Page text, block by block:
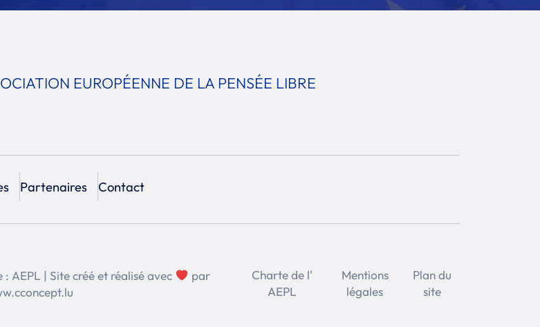
EUROPÉENNE DE LA PENSÉE LIBRE
Partenaires Contact
Charte de l'
AEPL
Mentions
légales
Plan du
site
AEPL | Site créé et réalisé avec
par